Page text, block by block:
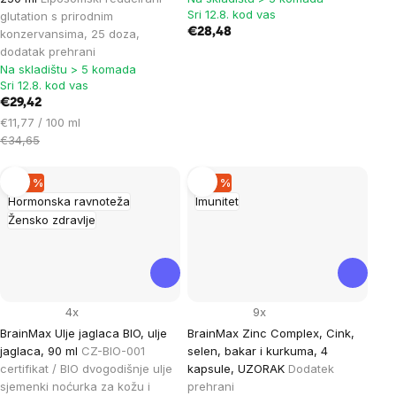
glutation s prirodnim
konzervansima, 25 doza,
dodatak prehrani
Na skladištu > 5 komada
Sri 12.8. kod vas
€29,42
Cijena
mjere:
€11,77 / 100 ml
€34,65
Sri 12.8. kod vas
€28,48
Hormonska ravnoteža
Žensko zdravlje
–20 %
BrainMax Ulje jaglaca BIO, ulje
jaglaca, 90 ml CZ-BIO-001
certifikat / BIO dvogodišnje ulje
sjemenki noćurka za kožu i
4x
Imunitet
–40 %
BrainMax Zinc Complex, Cink,
selen, bakar i kurkuma, 4
kapsule, UZORAK Dodatek
prehrani
9x